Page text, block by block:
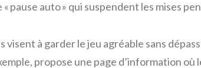
pause auto » qui suspendent les mises
visent à garder le jeu agréable sans
propose une page d’information